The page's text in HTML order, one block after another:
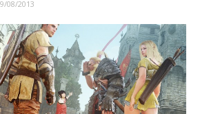
08/2013